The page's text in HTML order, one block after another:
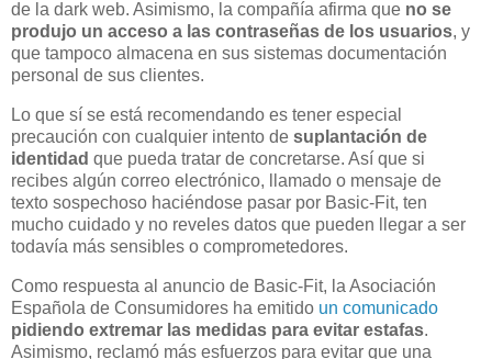
de la dark web. Asimismo, la compañía afirma que no se
produjo un acceso a las contraseñas de los usuarios, y
que tampoco almacena en sus sistemas documentación
personal de sus clientes.
Lo que sí se está recomendando es tener especial
precaución con cualquier intento de suplantación de
identidad que pueda tratar de concretarse. Así que si
recibes algún correo electrónico, llamado o mensaje de
texto sospechoso haciéndose pasar por Basic-Fit, ten
mucho cuidado y no reveles datos que pueden llegar a ser
todavía más sensibles o comprometedores.
Como respuesta al anuncio de Basic-Fit, la Asociación
Española de Consumidores ha emitido un comunicado
pidiendo extremar las medidas para evitar estafas.
Asimismo, reclamó más esfuerzos para evitar que una